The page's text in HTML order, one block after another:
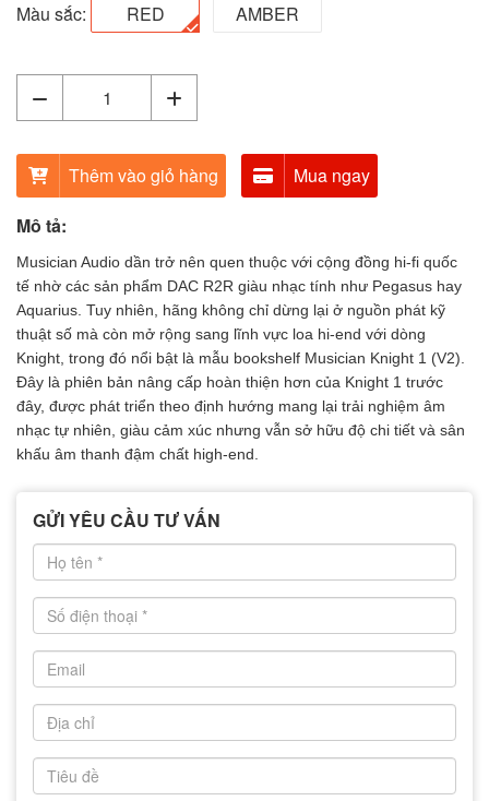
Màu sắc: RED AMBER
Thêm vào giỏ hàng
Mua ngay
Mô tả:
Musician Audio dần trở nên quen thuộc với cộng đồng hi-fi quốc
tế nhờ các sản phẩm DAC R2R giàu nhạc tính như Pegasus hay
Aquarius. Tuy nhiên, hãng không chỉ dừng lại ở nguồn phát kỹ
thuật số mà còn mở rộng sang lĩnh vực loa hi-end với dòng
Knight, trong đó nổi bật là mẫu bookshelf Musician Knight 1 (V2).
Đây là phiên bản nâng cấp hoàn thiện hơn của Knight 1 trước
đây, được phát triển theo định hướng mang lại trải nghiệm âm
nhạc tự nhiên, giàu cảm xúc nhưng vẫn sở hữu độ chi tiết và sân
khấu âm thanh đậm chất high-end.
GỬI YÊU CẦU TƯ VẤN